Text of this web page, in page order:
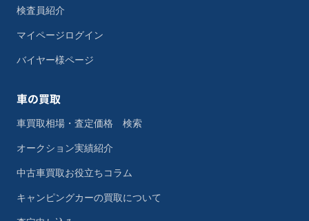
検査員紹介
マイページログイン
バイヤー様ページ
車の買取
車買取相場・査定価格 検索
オークション実績紹介
中古車買取お役立ちコラム
キャンピングカーの買取について